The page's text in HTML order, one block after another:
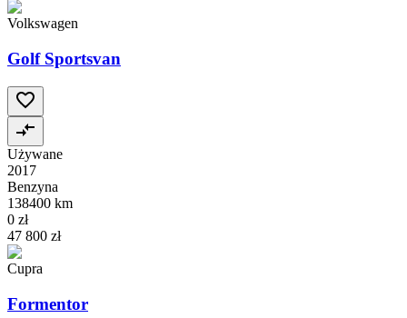
Volkswagen
Golf Sportsvan
Używane
2017
Benzyna
138400 km
0 zł
47 800 zł
Cupra
Formentor